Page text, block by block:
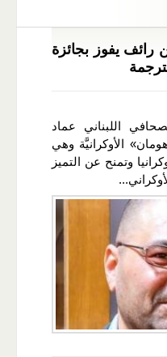
رائف يفوز بجائزة
اللبناني عماد
الأوكرانيَّة وهي
وتمنح عن التميز